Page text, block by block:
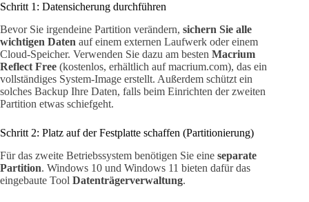
Schritt 1: Datensicherung durchführen
Bevor Sie irgendeine Partition verändern, sichern Sie alle
wichtigen Daten auf einem externen Laufwerk oder einem
Cloud-Speicher. Verwenden Sie dazu am besten Macrium
Reflect Free (kostenlos, erhältlich auf macrium.com), das ein
vollständiges System-Image erstellt. Außerdem schützt ein
solches Backup Ihre Daten, falls beim Einrichten der zweiten
Partition etwas schiefgeht.
Schritt 2: Platz auf der Festplatte schaffen (Partitionierung)
Für das zweite Betriebssystem benötigen Sie eine separate
Partition. Windows 10 und Windows 11 bieten dafür das
eingebaute Tool Datenträgerverwaltung.